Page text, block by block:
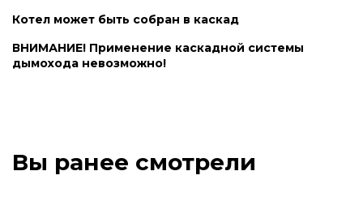
Системы управления Vaillant
Вентиляционные установки Vaillant
Котел может быть собран в каскад
ВНИМАНИЕ! Применение каскадной системы
дымохода невозможно!
Вы ранее смотрели